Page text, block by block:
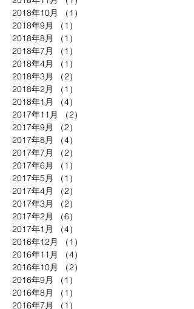
2018年10月
（1）
2018年9月
（1）
2018年8月
（1）
2018年7月
（1）
2018年4月
（1）
2018年3月
（2）
2018年2月
（1）
2018年1月
（4）
2017年11月
（2）
2017年9月
（2）
2017年8月
（4）
2017年7月
（2）
2017年6月
（1）
2017年5月
（1）
2017年4月
（2）
2017年3月
（2）
2017年2月
（6）
2017年1月
（4）
2016年12月
（1）
2016年11月
（4）
2016年10月
（2）
2016年9月
（1）
2016年8月
（1）
2016年7月
（1）